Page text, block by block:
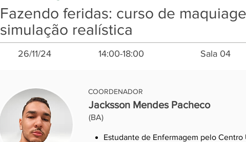
Fazendo feridas: curso de
simulação realística
26/11/24 14:00-18:00 Sala 04
COORDENADOR
Jacksson Mendes Pacheco
(BA)
Estudante de Enfermagem pelo